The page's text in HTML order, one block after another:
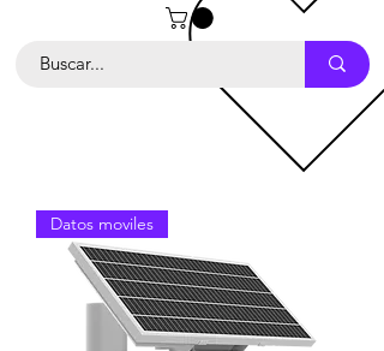
Datos moviles